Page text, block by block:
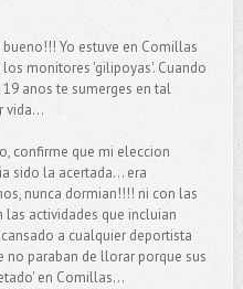
bueno!!! Yo estuve en Comillas
los monitores 'gilipoyas'. Cuando
anos te sumerges en tal
vida...
confirme que mi eleccion
sido la acertada... era
nunca dormian!!!! ni con las
las actividades que incluian
a cualquier deportista
no paraban de llorar porque sus
en Comillas...